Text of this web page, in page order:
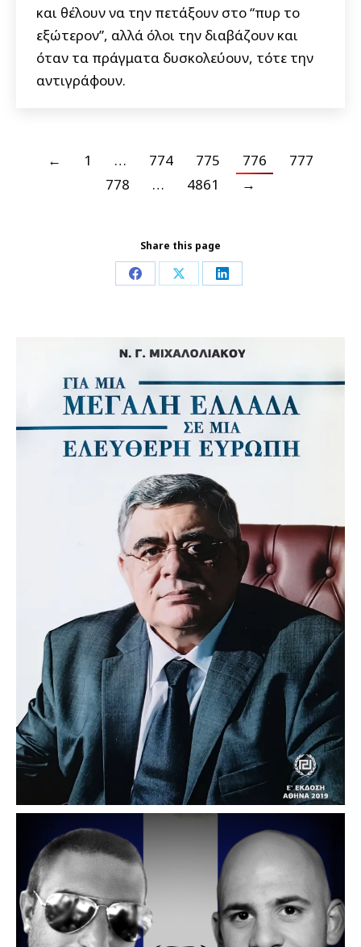
και θέλουν να την πετάξουν στο “πυρ το
εξώτερον”, αλλά όλοι την διαβάζουν και
όταν τα πράγματα δυσκολεύουν, τότε την
αντιγράφουν.
← 1 … 774 775 776
777
778
… 4861 →
Share this page
Share Share Share